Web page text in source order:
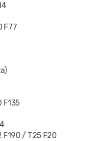
F77
F135
F190 / T25 F20